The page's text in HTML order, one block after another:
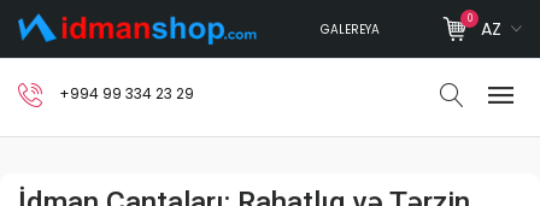
GALEREYA
0 AZ
+994 99 334 23 29